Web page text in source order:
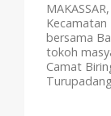
bersama
tokoh
Camat